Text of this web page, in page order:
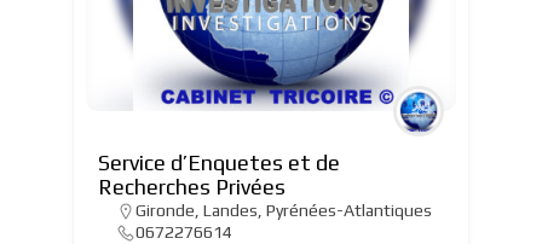
Service d’Enquetes et de
Recherches Privées
Gironde Landes Pyrénées-Atlantiques
0672276614